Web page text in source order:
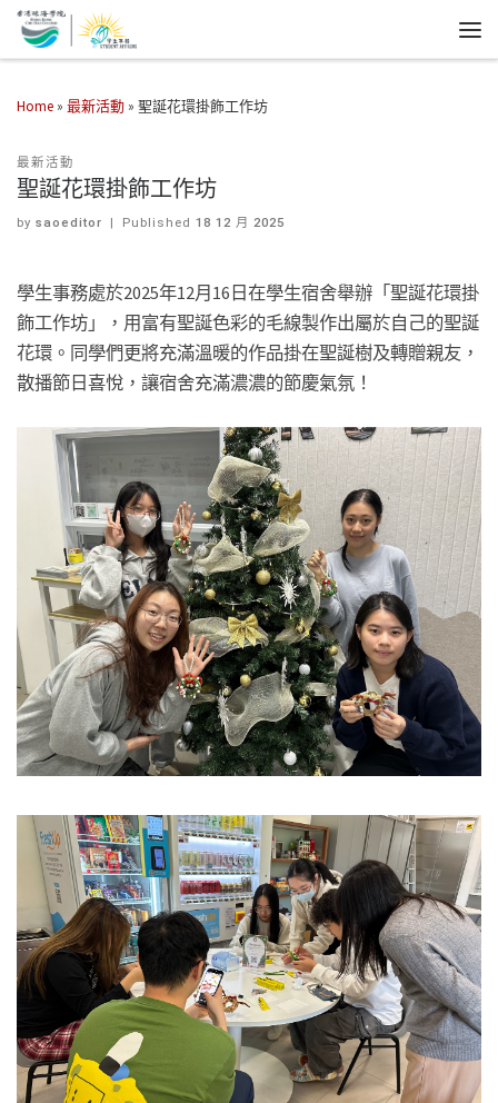
Home » 最新活動 » 聖誕花環掛飾工作坊
最新活動
聖誕花環掛飾工作坊
by saoeditor | Published18 12 月 2025
學生事務處於2025年12月16日在學生宿舍舉辦「聖誕花環掛
飾工作坊」，用富有聖誕色彩的毛線製作出屬於自己的聖誕
花環。同學們更將充滿溫暖的作品掛在聖誕樹及轉贈親友，
散播節日喜悅，讓宿舍充滿濃濃的節慶氣氛！